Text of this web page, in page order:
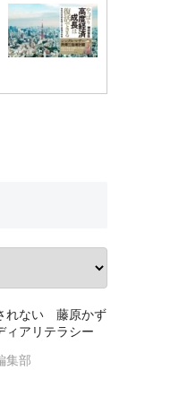
れない 藤原かず
ィアリテラシー
集部